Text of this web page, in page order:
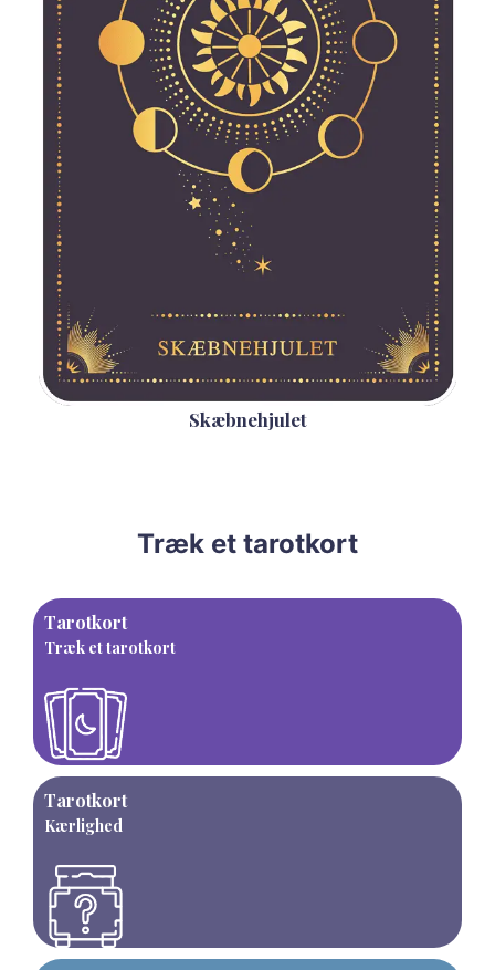
Skæbnehjulet
Træk et tarotkort
Tarotkort
Træk et tarotkort
Tarotkort
Kærlighed